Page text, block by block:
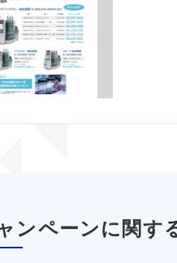
ンペーンに関す